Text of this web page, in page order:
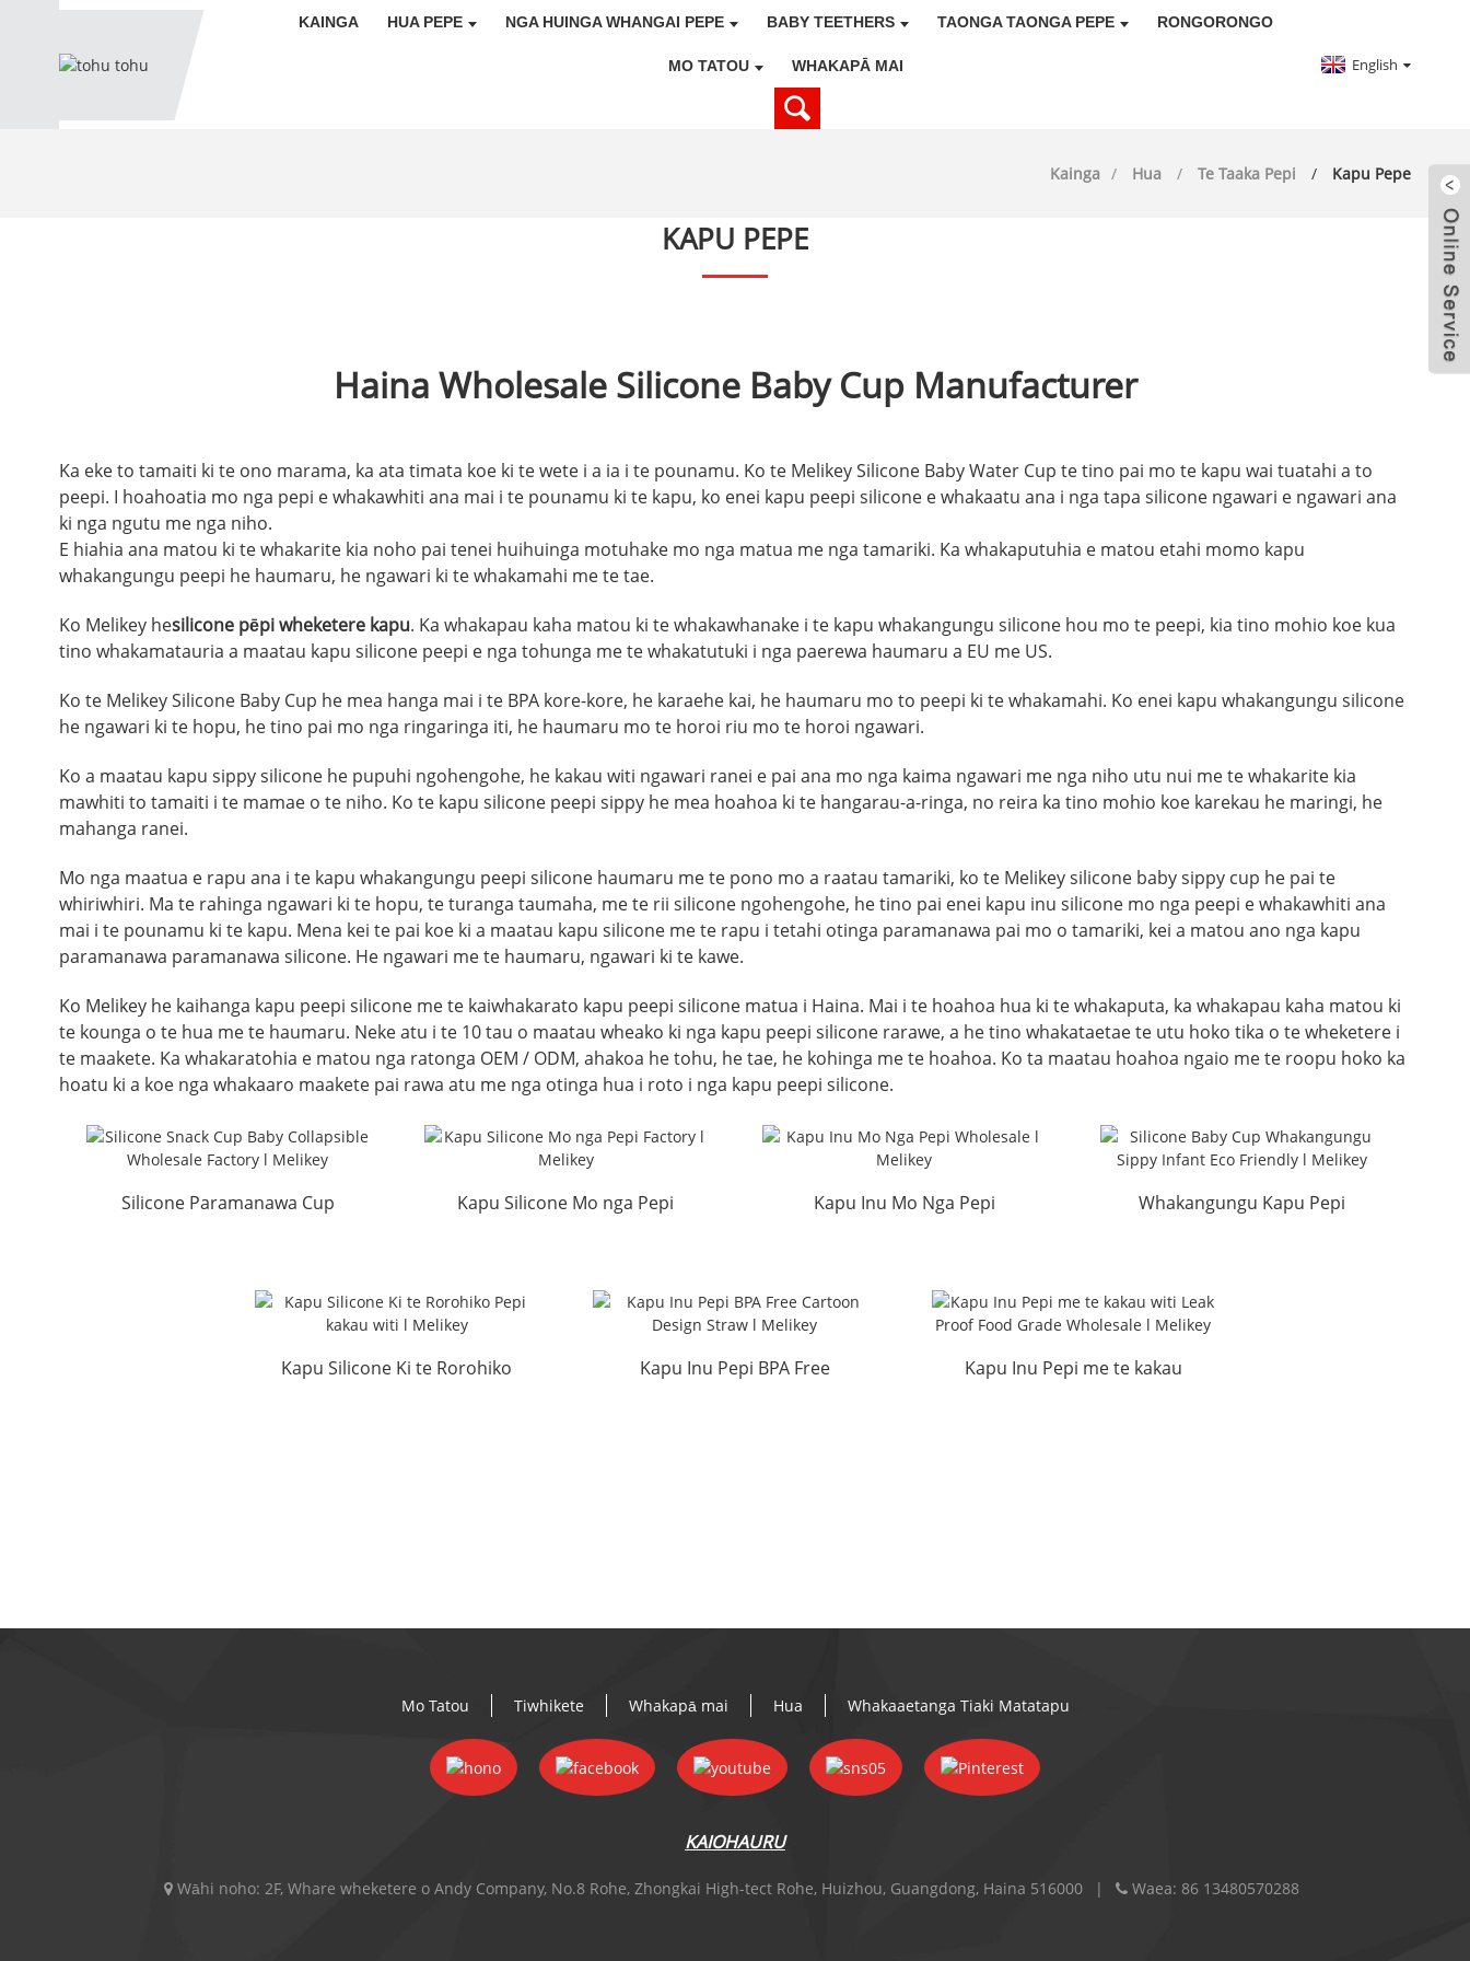
KAINGA HUA PEPE NGA HUINGA WHANGAI PEPE BABY TEETHERS TAONGA TAONGA PEPE RONGORONGO
MO TATOU WHAKAPĀ MAI English
Kainga Hua Te Taaka Pepi Kapu Pepe
KAPU PEPE
Haina Wholesale Silicone Baby Cup Manufacturer
Ka eke to tamaiti ki te ono marama, ka ata timata koe ki te wete i a ia i te pounamu. Ko te Melikey Silicone Baby Water Cup te tino pai mo te kapu wai tuatahi a to
peepi. I hoahoatia mo nga pepi e whakawhiti ana mai i te pounamu ki te kapu, ko enei kapu peepi silicone e whakaatu ana i nga tapa silicone ngawari e ngawari ana
ki nga ngutu me nga niho.
E hiahia ana matou ki te whakarite kia noho pai tenei huihuinga motuhake mo nga matua me nga tamariki. Ka whakaputuhia e matou etahi momo kapu
whakangungu peepi he haumaru, he ngawari ki te whakamahi me te tae.
Ko Melikey hesilicone pēpi wheketere kapu. Ka whakapau kaha matou ki te whakawhanake i te kapu whakangungu silicone hou mo te peepi, kia tino mohio koe kua
tino whakamatauria a maatau kapu silicone peepi e nga tohunga me te whakatutuki i nga paerewa haumaru a EU me US.
Ko te Melikey Silicone Baby Cup he mea hanga mai i te BPA kore-kore, he karaehe kai, he haumaru mo to peepi ki te whakamahi. Ko enei kapu whakangungu silicone
he ngawari ki te hopu, he tino pai mo nga ringaringa iti, he haumaru mo te horoi riu mo te horoi ngawari.
Ko a maatau kapu sippy silicone he pupuhi ngohengohe, he kakau witi ngawari ranei e pai ana mo nga kaima ngawari me nga niho utu nui me te whakarite kia
mawhiti to tamaiti i te mamae o te niho. Ko te kapu silicone peepi sippy he mea hoahoa ki te hangarau-a-ringa, no reira ka tino mohio koe karekau he maringi, he
mahanga ranei.
Mo nga maatua e rapu ana i te kapu whakangungu peepi silicone haumaru me te pono mo a raatau tamariki, ko te Melikey silicone baby sippy cup he pai te
whiriwhiri. Ma te rahinga ngawari ki te hopu, te turanga taumaha, me te rii silicone ngohengohe, he tino pai enei kapu inu silicone mo nga peepi e whakawhiti ana
mai i te pounamu ki te kapu. Mena kei te pai koe ki a maatau kapu silicone me te rapu i tetahi otinga paramanawa pai mo o tamariki, kei a matou ano nga kapu
paramanawa paramanawa silicone. He ngawari me te haumaru, ngawari ki te kawe.
Ko Melikey he kaihanga kapu peepi silicone me te kaiwhakarato kapu peepi silicone matua i Haina. Mai i te hoahoa hua ki te whakaputa, ka whakapau kaha matou ki
te kounga o te hua me te haumaru. Neke atu i te 10 tau o maatau wheako ki nga kapu peepi silicone rarawe, a he tino whakataetae te utu hoko tika o te wheketere i
te maakete. Ka whakaratohia e matou nga ratonga OEM / ODM, ahakoa he tohu, he tae, he kohinga me te hoahoa. Ko ta maatau hoahoa ngaio me te roopu hoko ka
hoatu ki a koe nga whakaaro maakete pai rawa atu me nga otinga hua i roto i nga kapu peepi silicone.
Silicone Paramanawa Cup
Kapu Silicone Mo nga Pepi
Kapu Inu Mo Nga Pepi
Whakangungu Kapu Pepi
Kapu Silicone Ki te Rorohiko
Kapu Inu Pepi BPA Free
Kapu Inu Pepi me te kakau
Mo Tatou Tiwhikete Whakapā mai Hua Whakaaetanga Tiaki Matatapu
KAIOHAURU
Wāhi noho: 2F, Whare wheketere o Andy Company, No.8 Rohe, Zhongkai High-tect Rohe, Huizhou, Guangdong, Haina 516000 Waea: 86 13480570288